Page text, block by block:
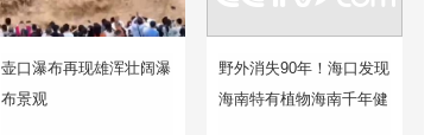
壶口瀑布再现雄浑壮阔瀑
布景观
野外消失90年！海口发现
海南特有植物海南千年健